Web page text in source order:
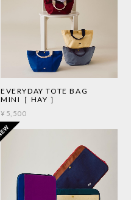
EVERYDAY TOTE BAG
MINI［ HAY ］
¥5,500